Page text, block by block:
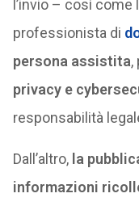
l’invio – così come
professionista di
persona assistita,
privacy e
responsabilità
Dall’altro, la
informazioni